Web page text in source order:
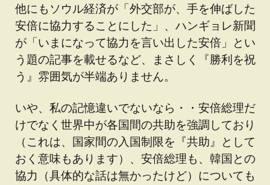
他にもソウル経済が「外交部が、手を伸ばした
安倍に協力することにした」、ハンギョレ新聞
が「いまになって協力を言い出した安倍」とい
う題の記事を載せるなど、まさしく『勝利を祝
う』雰囲気が半端ありません。
いや、私の記憶違いでないなら・・安倍総理だ
けでなく世界中が各国間の共助を強調しており
（これは、国家間の入国制限を『共助』として
おく意味もあります）、安倍総理も、韓国との
協力（具体的な話は無かったけど）についても